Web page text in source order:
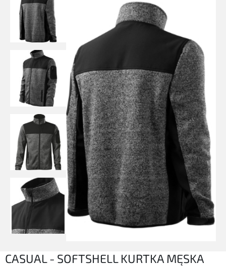
CASUAL - SOFTSHELL KURTKA MĘSKA